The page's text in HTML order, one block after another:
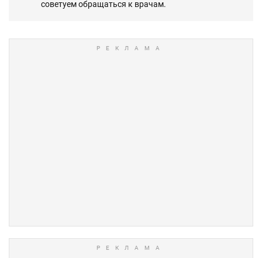
советуем обращаться к врачам.